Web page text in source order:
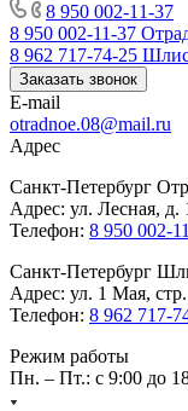
8 950 002-11-37
8 950 002-11-37
8 962 717-74-25
Заказать звонок
E-mail
otradnoe.08@mail.ru
Адрес
Санкт-Петербург
Адрес: ул. Лесная, д.
Телефон: 8 950 002-
Санкт-Петербург
Адрес: ул. 1 Мая,
Телефон: 8 962 717-
Режим работы
Пн. – Пт.: с 9:00 до